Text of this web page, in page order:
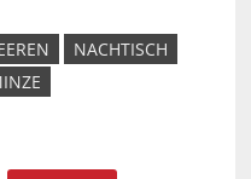
NACHTISCH